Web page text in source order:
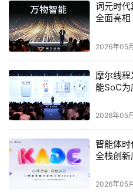
不论从哪方面讲，APC
购买和使用UPS的预料，不
也非常地道。
本文来源于DOIT传媒，文章内
词元时
全面亮相
2026年05
摩尔线
能SoC
2026年05
智能体
全栈创新
2026年05